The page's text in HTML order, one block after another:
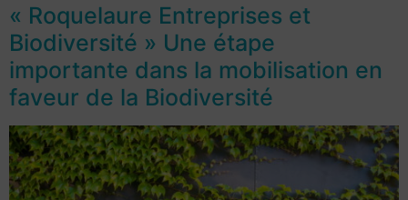
« Roquelaure Entreprises et
Biodiversité » Une étape
importante dans la mobilisation en
faveur de la Biodiversité